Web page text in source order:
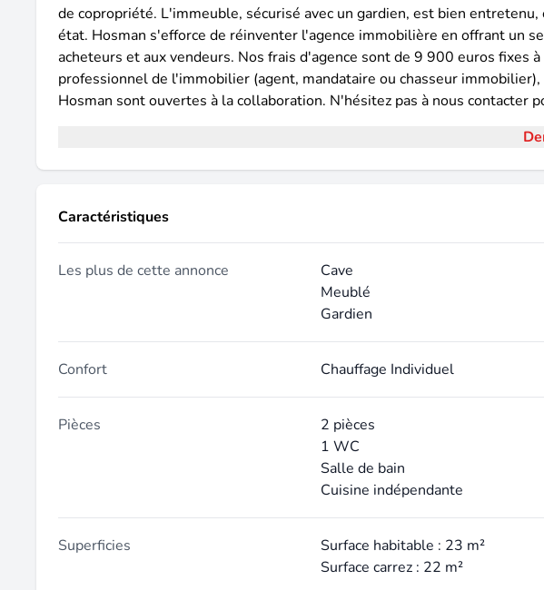
de copropriété. L'immeuble, sécurisé avec un gardien, est bien
état. Hosman s'efforce de réinventer l'agence immobilière en offrant un
acheteurs et aux vendeurs. Nos frais d'agence sont de 9 900 euros fixes
professionnel de l'immobilier (agent, mandataire ou chasseur
Hosman sont ouvertes à la collaboration. N'hésitez pas à nous contacter
Caractéristiques
Les plus de cette annonce
Cave
Meublé
Gardien
Confort Chauffage Individuel
Pièces
2 pièces
1 WC
Salle de bain
Cuisine indépendante
Superficies
Surface habitable : 23 m²
Surface carrez : 22 m²